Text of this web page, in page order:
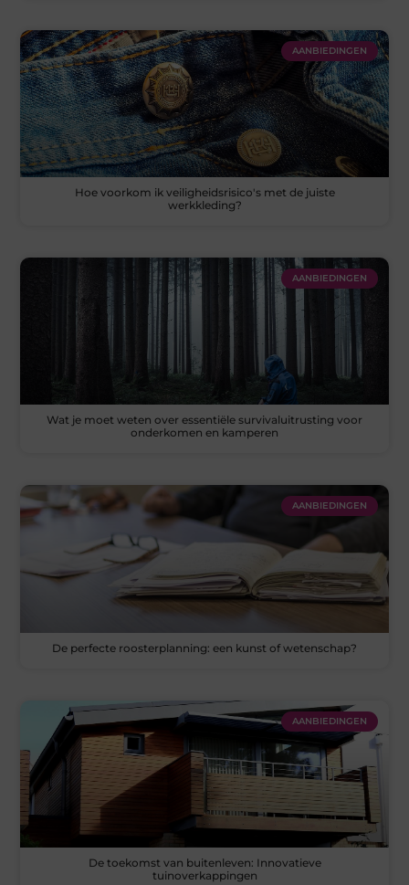
AANBIEDINGEN
Hoe voorkom ik veiligheidsrisico's met de juiste
werkkleding?
AANBIEDINGEN
Wat je moet weten over essentiële survivaluitrusting voor
onderkomen en kamperen
AANBIEDINGEN
De perfecte roosterplanning: een kunst of wetenschap?
AANBIEDINGEN
De toekomst van buitenleven: Innovatieve
tuinoverkappingen